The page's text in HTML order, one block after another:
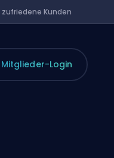
zufriedene Kunden
Mitglieder-Login